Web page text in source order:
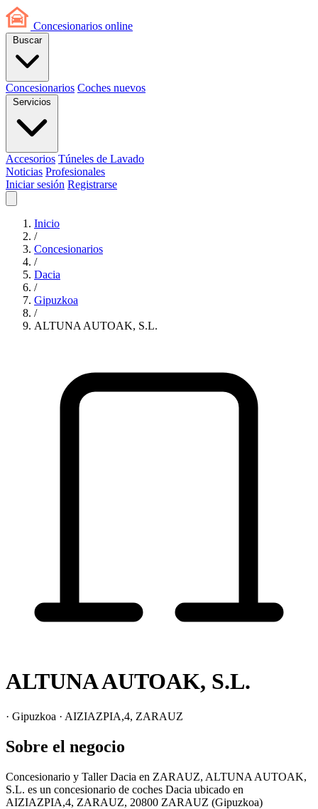
Concesionarios online
Buscar
Concesionarios Coches nuevos
Servicios
Accesorios Túneles de Lavado
Noticias Profesionales
Iniciar sesión Registrarse
Inicio
/
Concesionarios
/
Dacia
/
Gipuzkoa
/
ALTUNA AUTOAK, S.L.
ALTUNA AUTOAK, S.L.
· Gipuzkoa · AIZIAZPIA,4, ZARAUZ
Sobre el negocio
Concesionario y Taller Dacia en ZARAUZ, ALTUNA AUTOAK,
S.L. es un concesionario de coches Dacia ubicado en
AIZIAZPIA,4, ZARAUZ, 20800 ZARAUZ (Gipuzkoa)